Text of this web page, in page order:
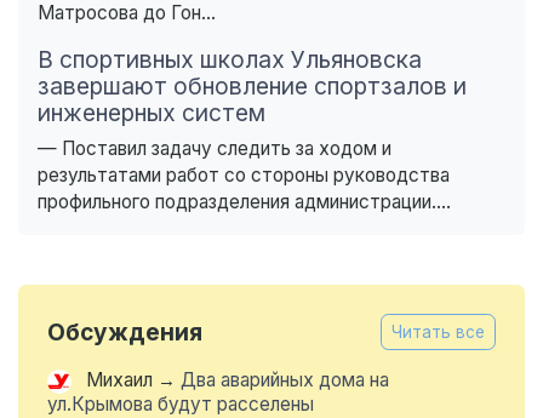
Матросова до Гон...
В спортивных школах Ульяновска
завершают обновление спортзалов и
инженерных систем
— Поставил задачу следить за ходом и
результатами работ со стороны руководства
профильного подразделения администрации....
Обсуждения Читать все
Михаил → Два аварийных дома на
ул.Крымова будут расселены